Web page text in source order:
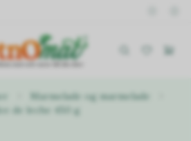
Marmelade og marmelade
de leche 450 g